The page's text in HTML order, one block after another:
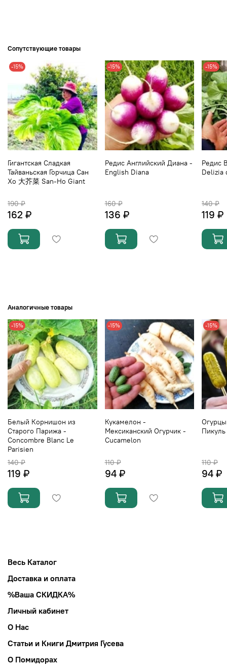
Сопутствующие товары
-15%
Гигантская Сладкая
Тайваньская Горчица Сан
Хо 大芥菜 San-Ho Giant
190 ₽
162 ₽
-15%
Редис Английский Диана -
English Diana
160 ₽
136 ₽
-15%
Редис
Delizia
140 ₽
119 ₽
Аналогичные товары
-15%
Белый Корнишон из
Старого Парижа -
Concombre Blanc Le
Parisien
140 ₽
119 ₽
-15%
Кукамелон -
Мексиканский Огурчик -
Cucamelon
110 ₽
94 ₽
-15%
110 ₽
94 ₽
Весь Каталог
Доставка и оплата
%Ваша СКИДКА%
Личный кабинет
О Нас
Статьи и Книги Дмитрия Гусева
О Помидорах